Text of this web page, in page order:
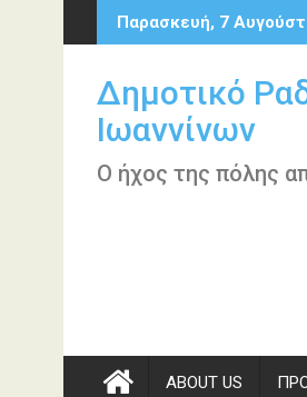
Περάστε
στο
Παρασκευή, 7
Δημοτικό
Ιωαννίνων
Ο ήχος της πόλης
ABOUT US